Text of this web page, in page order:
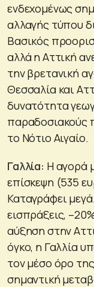
ενδεχομένως
αλλαγής τύπου
Βασικός
αλλά η Αττική
την βρετανική
Θεσσαλία και
δυνατότητα
παραδοσιακούς
το Νότιο Αιγαίο.
Γαλλία: Η αγορά
επίσκεψη (535
Καταγράφει
εισπράξεις,
αύξηση στην
όγκο, η Γαλλία
τον μέσο όρο
σημαντική